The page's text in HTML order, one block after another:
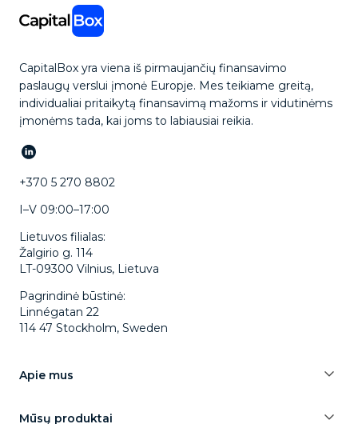
CapitalBox yra viena iš pirmaujančių finansavimo
paslaugų verslui įmonė Europje. Mes teikiame greitą,
individualiai pritaikytą finansavimą mažoms ir vidutinėms
įmonėms tada, kai joms to labiausiai reikia.
+370 5 270 8802
I–V 09:00–17:00
Lietuvos filialas:
Žalgirio g. 114
LT-09300 Vilnius, Lietuva
Pagrindinė būstinė:
Linnégatan 22
114 47 Stockholm, Sweden
Apie mus
Mūsų produktai